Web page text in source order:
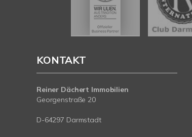
KONTAKT
Reiner Dächert Immobilien
Georgenstraße 20
D-64297 Darmstadt